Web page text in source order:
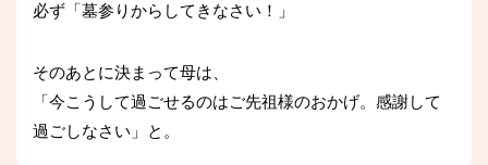
必ず「墓参りからしてきなさい！」
そのあとに決まって母は、
「今こうして過ごせるのはご先祖様のおかげ。感謝して
過ごしなさい」と。